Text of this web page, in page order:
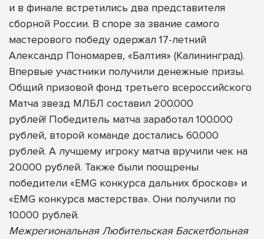
и в финале встретились два представителя
сборной России. В споре за звание самого
мастерового победу одержал 17-летний
Александр Пономарев, «Балтия» (Калининград).
Впервые участники получили денежные призы.
Общий призовой фонд третьего всероссийского
Матча звезд МЛБЛ составил 200.000
рублей! Победитель матча заработал 100.000
рублей, второй команде достались 60.000
рублей. А лучшему игроку матча вручили чек на
20.000 рублей. Также были поощрены
победители «EMG конкурса дальних бросков» и
«EMG конкурса мастерства». Они получили по
10.000 рублей.
Межрегиональная Любительская Баскетбольная